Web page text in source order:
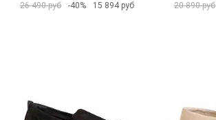
26 490 руб
-40% 15 894 руб
20 890 руб